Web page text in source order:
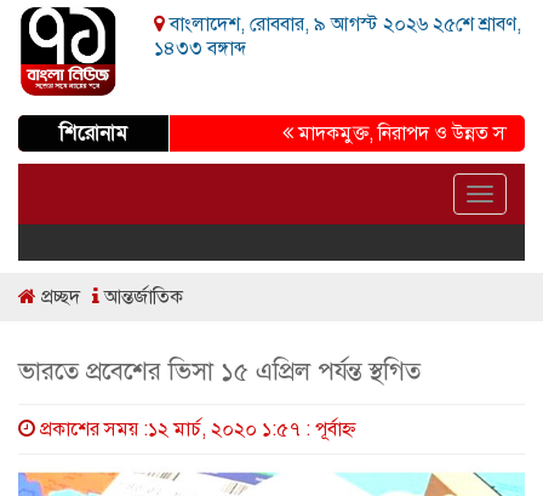
বাংলাদেশ, রোববার, ৯ আগস্ট ২০২৬ ২৫শে শ্রাবণ,
১৪৩৩ বঙ্গাব্দ
শিরোনাম মাদকমুক্ত, নিরাপদ ও উন্নত সমাজ
Toggle
প্রচ্ছদ আন্তর্জাতিক
ভারতে প্রবেশের ভিসা ১৫ এপ্রিল পর্যন্ত স্থগিত
প্রকাশের সময় :১২ মার্চ, ২০২০ ১:৫৭ : পূর্বাহ্ণ